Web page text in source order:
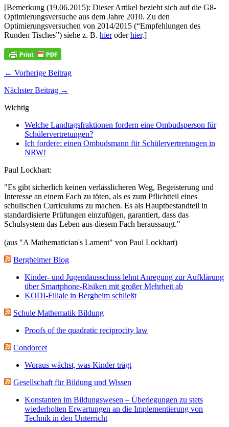
[Bemerkung (19.06.2015): Dieser Artikel bezieht sich auf die G8-
Optimierungsversuche aus dem Jahre 2010. Zu den
Optimierungsversuchen von 2014/2015 (“Empfehlungen des
Runden Tisches”) siehe z. B. hieroderhier.]
← Vorherige Beitrag
Nächster Beitrag →
Wichtig
Welche Landtagsfraktionen fordern eine Ombudsperson für
Schülervertretungen?
Ich fordere: einen Ombudsmann für Schülervertretungen in
NRW!
Paul Lockhart:
"Es gibt sicherlich keinen verlässlicheren Weg, Begeisterung und
Interesse an einem Fach zu töten, als es zum Pflichtteil eines
schulischen Curriculums zu machen. Es als Hauptbestandteil in
standardisierte Prüfungen einzufügen, garantiert, dass das
Schulsystem das Leben aus diesem Fach heraussaugt."
(aus "A Mathematician's Lament" von Paul Lockhart)
Bergheimer Blog
Kinder- und Jugendausschuss lehnt Anregung zur Aufklärung
über Smartphone-Risiken mit großer Mehrheit ab
KODI-Filiale in Bergheim schließt
Schule Mathematik Bildung
Proofs of the quadratic reciprocity law
Condorcet
Woraus wächst, was Kinder trägt
Gesellschaft für Bildung und Wissen
Konstanten im Bildungswesen – Überlegungen zu stets
wiederholten Erwartungen an die Implementierung von
Technik in den Unterricht